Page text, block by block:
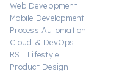
Web Development
Mobile Development
Process Automation
Cloud & DevOps
RST Lifestyle
Product Design